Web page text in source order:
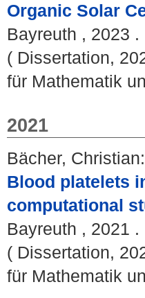
Organic Solar
Bayreuth , 2023
( Dissertation,
für Mathematik
2021
Bächer, Christian:
Blood platelets
computational
Bayreuth , 2021
( Dissertation,
für Mathematik